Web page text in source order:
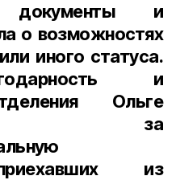
документы и
о возможностях
иного статуса.
и
Ольге
за
из